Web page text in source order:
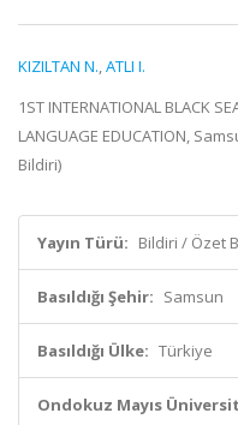
KIZILTAN N.,ATLI I.
1ST INTERNATIONAL BLACK
LANGUAGE EDUCATION,
Bildiri)
Yayın Türü: Bildiri / Özet
Basıldığı Şehir: Samsun
Basıldığı Ülke: Türkiye
Ondokuz Mayıs